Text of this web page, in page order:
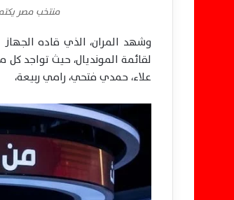
منتخب مصر
وشهد المران، الذي قاده الجهاز
لقائمة المونديال، حيث تواجد
علاء، حمدي فتحي، رامي ربيعة،